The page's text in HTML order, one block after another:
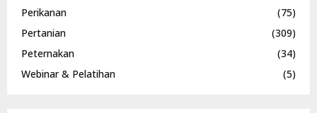
Perikanan
(75)
Pertanian
(309)
Peternakan
(34)
Webinar & Pelatihan
(5)